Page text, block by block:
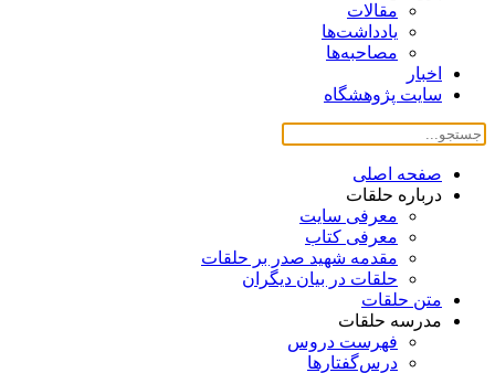
مقالات
یادداشت‌ها
مصاحبه‌ها
اخبار
سایت پژوهشگاه
صفحه اصلی
درباره حلقات
معرفی سایت
معرفی کتاب
مقدمه شهید صدر بر حلقات
حلقات در بیان دیگران
متن حلقات
مدرسه حلقات
فهرست دروس
درس‌گفتار‌ها